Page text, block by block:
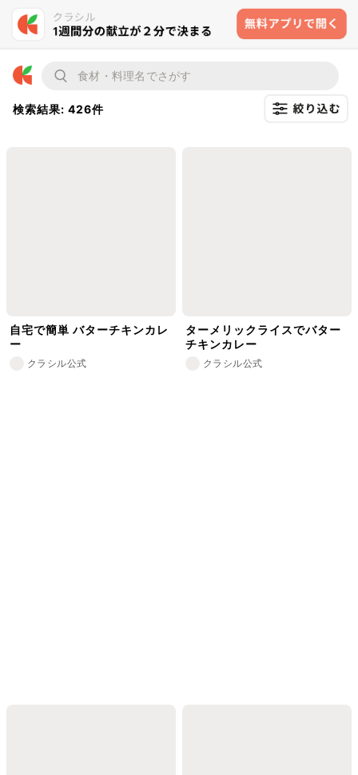
検索結果: 426件
自宅で簡単 バターチキンカレ
ー
クラシル公式
ターメリックライスでバター
チキンカレー
クラシル公式